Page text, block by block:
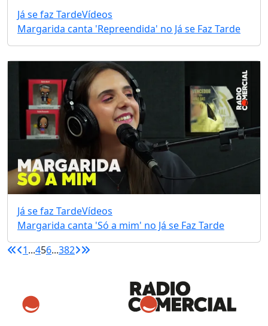
Já se faz TardeVídeos
Margarida canta 'Repreendida' no Já se Faz Tarde
Já se faz TardeVídeos
Margarida canta 'Só a mim' no Já se Faz Tarde
1...456...382